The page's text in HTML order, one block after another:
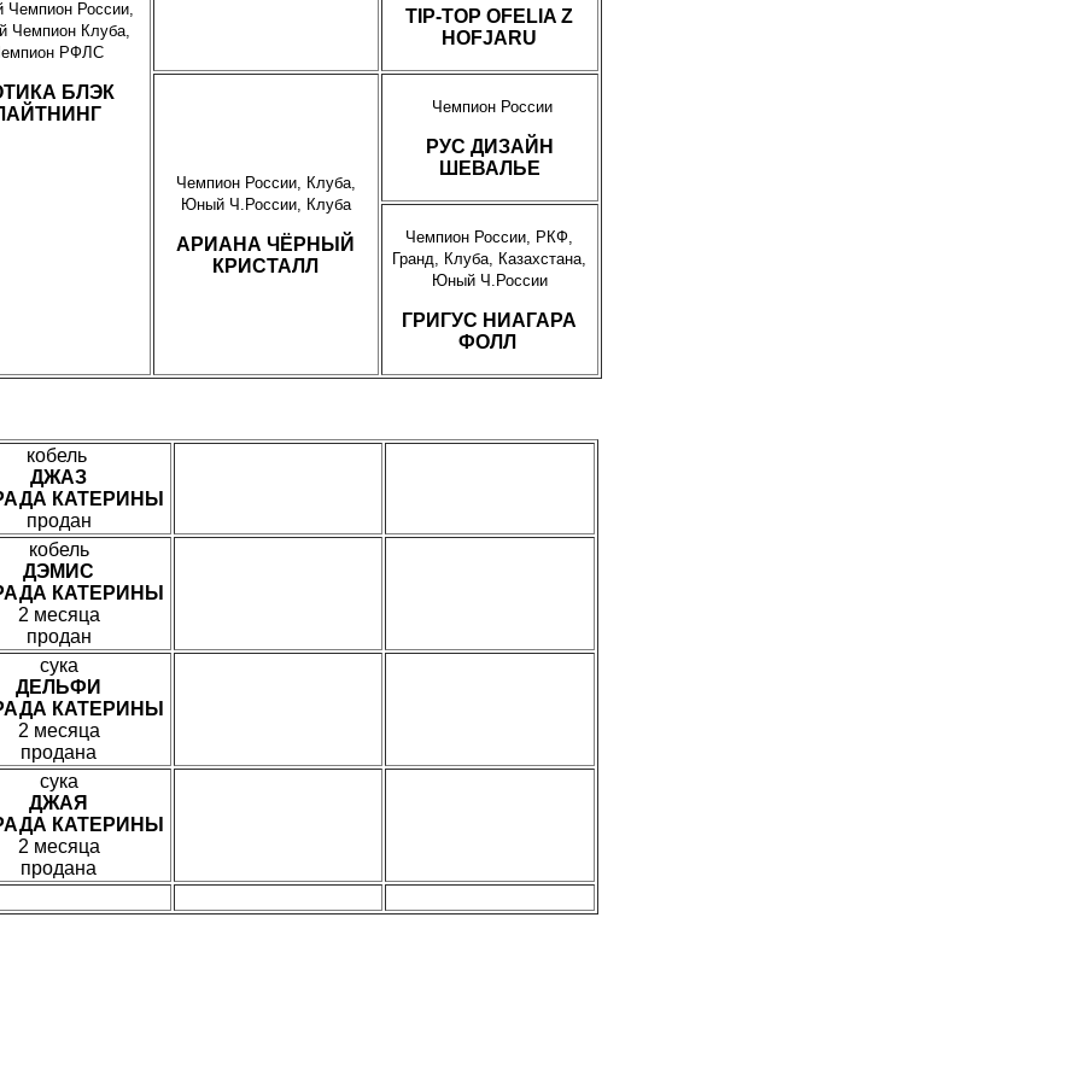
Чемпион России,
Чемпион Клуба,
РФЛС
БЛЭК
TIP-TOP OFELIA Z
HOFJARU
Чемпион России, Клуба,
Юный Ч.России, Клуба
АРИАНА ЧЁРНЫЙ
КРИСТАЛЛ
Чемпион России
РУС ДИЗАЙН
ШЕВАЛЬЕ
Чемпион России, РКФ,
Гранд, Клуба, Казахстана,
Юный Ч.России
ГРИГУС НИАГАРА
ФОЛЛ
кобель
ДЖАЗ
КАТЕРИНЫ
продан
кобель
ДЭМИС
КАТЕРИНЫ
2 месяца
продан
сука
ДЕЛЬФИ
КАТЕРИНЫ
2 месяца
продана
сука
ДЖАЯ
КАТЕРИНЫ
2 месяца
продана